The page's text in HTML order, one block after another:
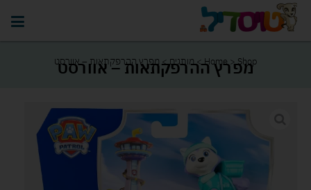
Home>Shop
>מותגים> מפרץ ההרפקתאות – אוורסט
מפרץ ההרפקתאות – אוורסט